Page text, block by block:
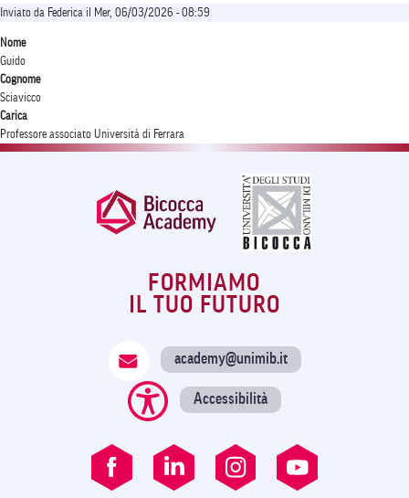
Inviato da Federica il Mer, 06/03/2026 - 08:59
Nome
Guido
Cognome
Sciavicco
Carica
Professore associato Università di Ferrara
FORMIAMO
IL TUO FUTURO
academy@unimib.it
Accessibilità